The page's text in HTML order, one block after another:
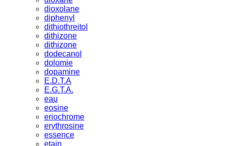
dioxolane
diphenyl
dithiothreitol
dithizone
dithizone
dodecanol
dolomie
dopamine
E.D.T.A
E.G.T.A.
eau
eosine
eriochrome
erythrosine
essence
etain